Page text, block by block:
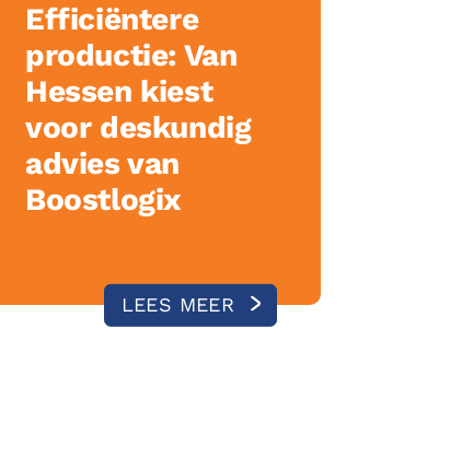
Efficiëntere
productie: Van
Hessen kiest
voor deskundig
advies van
Boostlogix
LEES MEER